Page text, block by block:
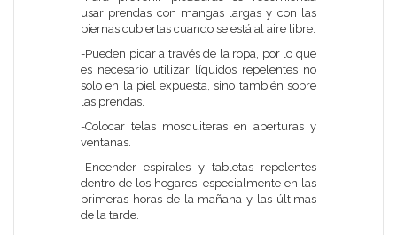
usar prendas con mangas largas y con las
piernas cubiertas cuando se está al aire libre.
-Pueden picar a través de la ropa, por lo que
es necesario utilizar líquidos repelentes no
solo en la piel expuesta, sino también sobre
las prendas.
-Colocar telas mosquiteras en aberturas y
ventanas.
-Encender espirales y tabletas repelentes
dentro de los hogares, especialmente en las
primeras horas de la mañana y las últimas
de la tarde.